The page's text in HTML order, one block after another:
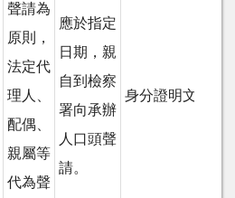
聲請為
原則，
法定代
理人、
配偶、
親屬等
代為聲
應於指定
日期，親
自到檢察
署向承辦
人口頭聲
請。
身分證明文件。